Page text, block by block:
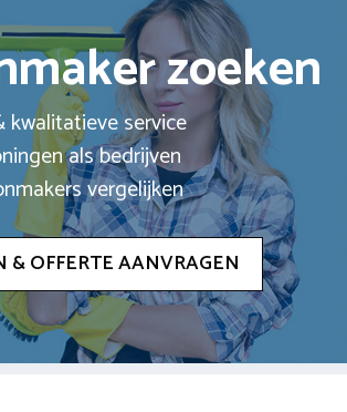
zoeken
kwalitatieve service
als bedrijven
vergelijken
& OFFERTE AANVRAGEN